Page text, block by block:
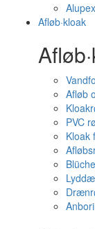
Afløb·kloak
Afløb
PVC
Kloak